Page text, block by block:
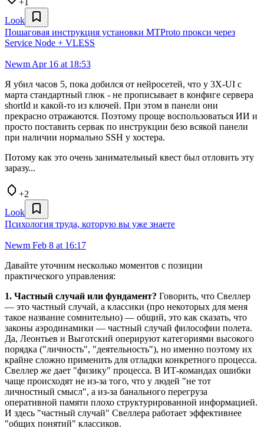
+1
Look
Пошаговая инструкция установки MTProto прокси через
Service Node + VLESS
Newm Apr 16 at 18:53
Я убил часов 5, пока добился от нейросетей, что у 3X-UI с
марта стандартный глюк - не прописывает в конфиге сервера
shortId и какой-то из ключей. При этом в панели они
прекрасно отражаются. Поэтому проще воспользоваться ИИ и
просто поставить сервак по инструкции безо всякой панели
при наличии нормально SSH у хостера.
Потому как это очень занимательный квест был отловить эту
заразу...
+2
Look
Психология труда, которую вы уже знаете
Newm Feb 8 at 16:17
Давайте уточним несколько моментов с позиции
практического управления:
1. Частный случай или фундамент? Говорить, что Свеллер
— это частный случай, а классики (про некоторых для меня
такое название сомнительно) — общий, это как сказать, что
законы аэродинамики — частный случай философии полета.
Да, Леонтьев и Выготский оперируют категориями высокого
порядка ("личность", "деятельность"), но именно поэтому их
крайне сложно применить для отладки конкретного процесса.
Свеллер же дает "физику" процесса. В ИТ-командах ошибки
чаще происходят не из-за того, что у людей "не тот
личностный смысл", а из-за банального перегруза
оперативной памяти плохо структурированной информацией.
И здесь "частный случай" Свеллера работает эффективнее
"общих понятий" классиков.